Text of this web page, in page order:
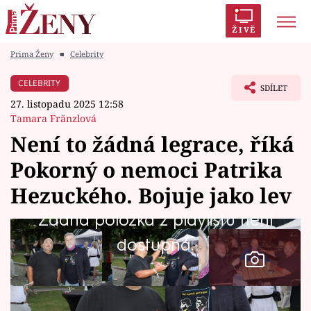
ŽIVĚ
Módní alarm
Témata
Celebrity
Vztahy
Seriály
Prima Ženy ■ Celebrity
CELEBRITY
27. listopadu 2025 12:58
Tamara Fränzlová
SDÍLET
Není to žádná legrace, říká
Pokorný o nemoci Patrika
Hezuckého. Bojuje jako lev
Žádná položka z playlistu není
dostupná.